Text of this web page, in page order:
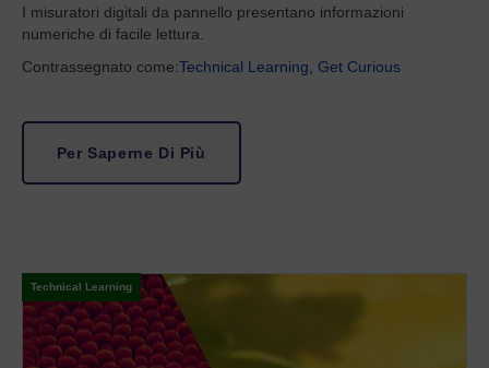
I misuratori digitali da pannello presentano informazioni
numeriche di facile lettura.
Contrassegnato come:Technical Learning Get Curious
Per Saperne Di Più
Technical Learning